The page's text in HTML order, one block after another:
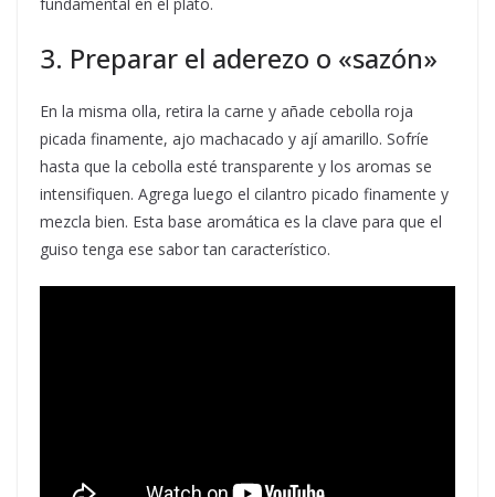
fundamental en el plato.
3. Preparar el aderezo o «sazón»
En la misma olla, retira la carne y añade cebolla roja
picada finamente, ajo machacado y ají amarillo. Sofríe
hasta que la cebolla esté transparente y los aromas se
intensifiquen. Agrega luego el cilantro picado finamente y
mezcla bien. Esta base aromática es la clave para que el
guiso tenga ese sabor tan característico.